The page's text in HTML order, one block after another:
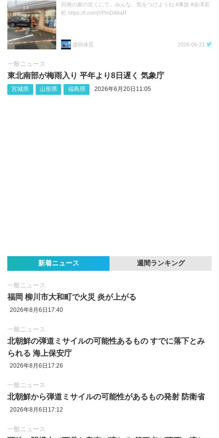
同僚の家の近くにて。みんな、気をつけようね #事故 #会津若
松 https://t.co/njYPmDA6aR
虚弱体質 2026-06-21
一般ニュース
東北南部が梅雨入り 平年より8日遅く 気象庁
宮城県 山形県 福島県 2026年6月20日11:05
新着ニュース 週間ランキング
一般ニュース
福岡 柳川市大和町で火災 炎が上がる
2026年8月6日17:40
一般ニュース
北朝鮮の弾道ミサイルの可能性あるもの すでに落下とみ
られる 海上保安庁
2026年8月6日17:26
一般ニュース
北朝鮮から弾道ミサイルの可能性があるもの発射 防衛省
2026年8月6日17:12
一般ニュース